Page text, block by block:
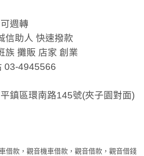
週轉
信助人 快速撥款
族 攤販 店家 創業
03-4945566
鎮區環南路145號(夾子園對面)
借款，觀音機車借款，觀音借款，觀音借錢